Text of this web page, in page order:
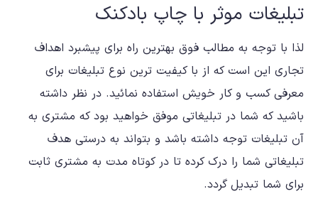
تبلیغات موثر با چاپ بادکنک
لذا با توجه به مطالب فوق بهترین راه برای پیشبرد اهداف
تجاری این است که از با کیفیت ترین نوع تبلیغات برای
معرفی کسب و کار خویش استفاده نمائید. در نظر داشته
باشید که شما در تبلیغاتی موفق خواهید بود که مشتری به
آن تبلیغات توجه داشته باشد و بتواند به درستی هدف
تبلیغاتی شما را درک کرده تا در کوتاه مدت به مشتری ثابت
برای شما تبدیل گردد.